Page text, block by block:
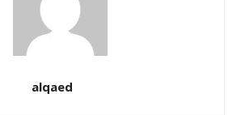
alqaed